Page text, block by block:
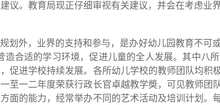
议。教育局现正仔细审视有关建议，并会在考虑业
外，业界的支持和参与，是办好幼儿园教育不可
造合适的学习环境，促进儿童的全人发展。其中八
促进学校持续发展。各所幼儿学校的教师团队均
至一二年度荣获行政长官卓越教学奬，可见教师
面的能力，经常举办不同的艺术活动及培训计划